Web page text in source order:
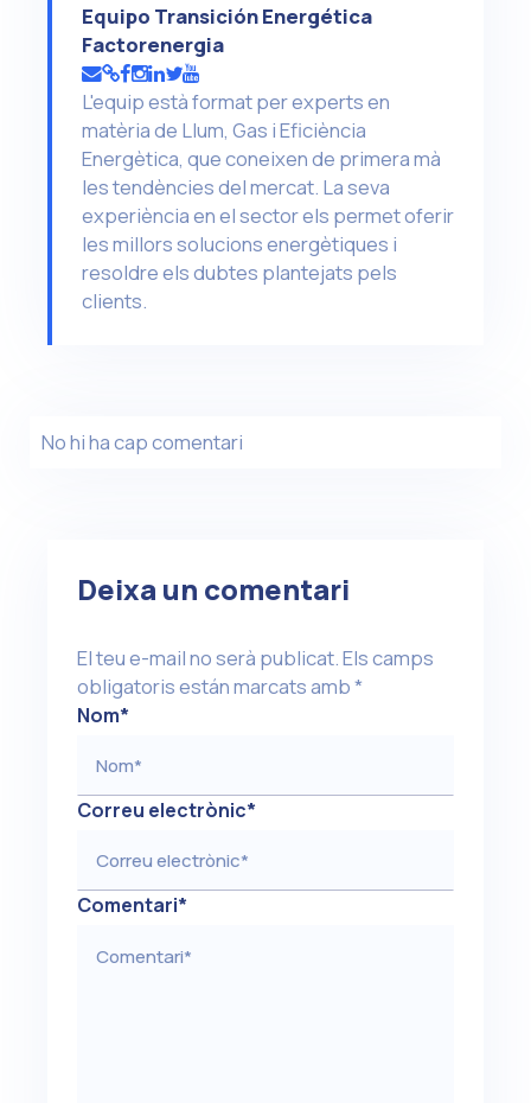
Equipo Transición Energética
Factorenergia
L'equip està format per experts en
matèria de Llum, Gas i Eficiència
Energètica, que coneixen de primera mà
les tendències del mercat. La seva
experiència en el sector els permet oferir
les millors solucions energètiques i
resoldre els dubtes plantejats pels
clients.
No hi ha cap comentari
Deixa un comentari
El teu e-mail no serà publicat.Els camps
obligatoris están marcats amb*
Nom*
Correu electrònic*
Comentari*